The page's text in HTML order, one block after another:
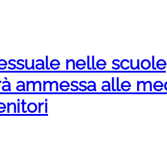
nelle
ammessa alle